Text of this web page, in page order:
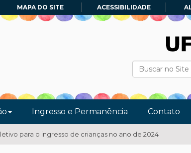
MAPA DO SITE ACESSIBILIDADE
Ingresso e Permanência Contato
para o ingresso de crianças no ano de 2024